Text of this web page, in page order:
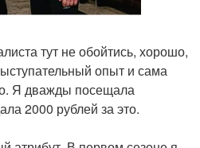
тут не обойтись, хорошо,
опыт и сама
Я дважды посещала
2000 рублей за это.